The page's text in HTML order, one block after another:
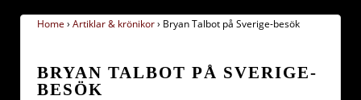
Home › Artiklar & krönikor› Bryan Talbot på Sverige-besök
BRYAN TALBOT PÅ SVERIGE-
BESÖK